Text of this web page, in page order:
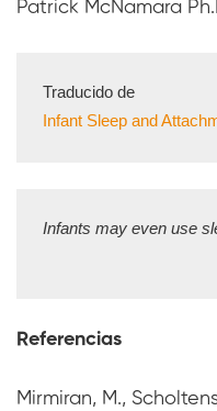
Patrick McNamara
Infant Sleep and
Infants may even use
Referencias
Mirmiran, M.,